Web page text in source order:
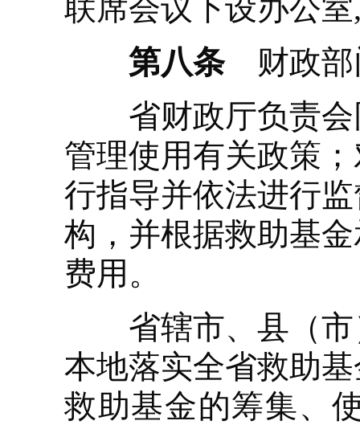
联席会议下设办公
第八条财政部
省财政厅负责会
管理使用有关政策
行指导并依法进行
构，并根据救助基
费用。
省辖市、县（市
本地落实全省救助
救助基金的筹集、